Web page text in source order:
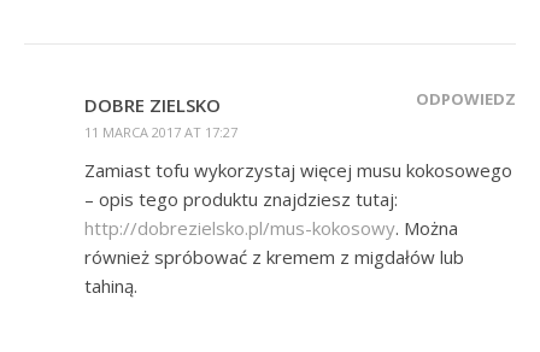
DOBRE ZIELSKO
11 MARCA 2017 AT 17:27
ODPOWIEDZ
Zamiast tofu wykorzystaj więcej musu kokosowego
– opis tego produktu znajdziesz tutaj:
http://dobrezielsko.pl/mus-kokosowy. Można
również spróbować z kremem z migdałów lub
tahiną.